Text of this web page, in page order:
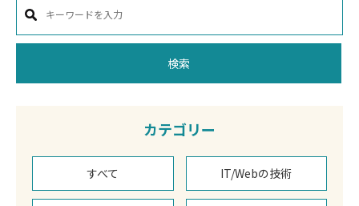
検索
カテゴリー
すべて IT/Webの技術